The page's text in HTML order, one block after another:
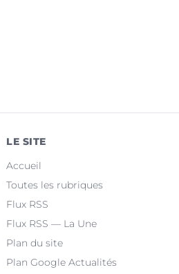
LE SITE
Accueil
Toutes les rubriques
Flux RSS
Flux RSS — La Une
Plan du site
Plan Google Actualités